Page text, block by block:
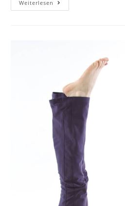
Weiterlesen Unternehmerinnen
Gesundheit